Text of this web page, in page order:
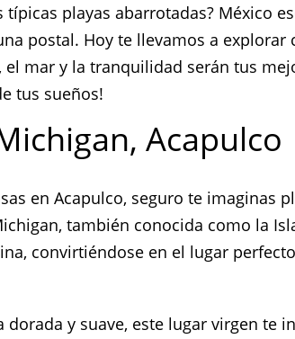
típicas playas abarrotadas? México
postal. Hoy te llevamos a
el mar y la tranquilidad serán tus
tus sueños!
Acapulco
en Acapulco, seguro te imaginas
también conocida como la
convirtiéndose en el lugar
dorada y suave, este lugar virgen te